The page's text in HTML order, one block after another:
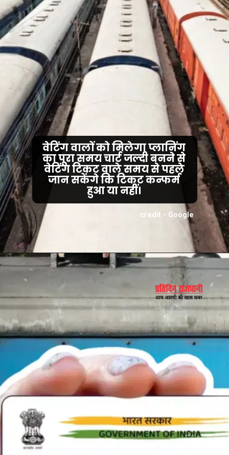
credit - Google
वेटिंग वालों को मिलेगा प्लानिंग
का पूरा समय चार्ट जल्दी बनने से
वेटिंग टिकट वाले समय से पहले
जान सकेंगे कि टिकट कन्फर्म
हुआ या नहीं।